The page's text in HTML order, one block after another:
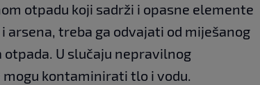
otpadu koji sadrži i opasne elemente
arsena, treba ga odvajati od miješanog
U slučaju nepravilnog
kontaminirati tlo i vodu.